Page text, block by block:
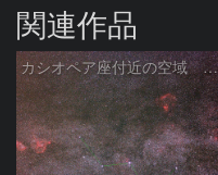
関連作品
カシオペア座付近の空域 260720